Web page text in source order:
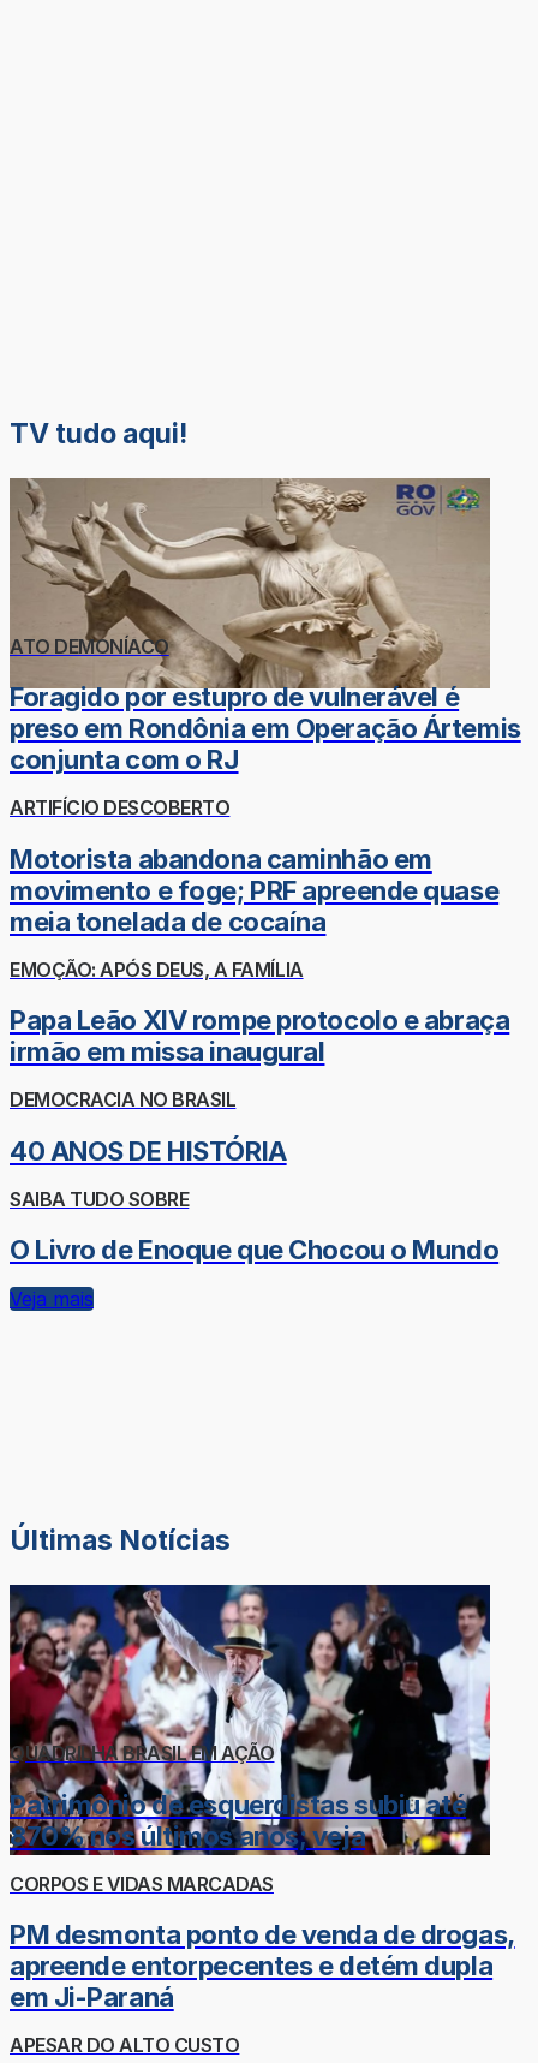
TV tudo aqui!
ATO DEMONÍACO
Foragido por estupro de vulnerável é
preso em Rondônia em Operação Ártemis
conjunta com o RJ
ARTIFÍCIO DESCOBERTO
Motorista abandona caminhão em
movimento e foge; PRF apreende quase
meia tonelada de cocaína
EMOÇÃO: APÓS DEUS, A FAMÍLIA
Papa Leão XIV rompe protocolo e abraça
irmão em missa inaugural
DEMOCRACIA NO BRASIL
40 ANOS DE HISTÓRIA
SAIBA TUDO SOBRE
O Livro de Enoque que Chocou o Mundo
Veja mais
Últimas Notícias
QUADRILHA BRASIL EM AÇÃO
Patrimônio de esquerdistas subiu até
870% nos últimos anos; veja
CORPOS E VIDAS MARCADAS
PM desmonta ponto de venda de drogas,
apreende entorpecentes e detém dupla
em Ji-Paraná
APESAR DO ALTO CUSTO